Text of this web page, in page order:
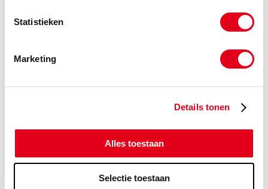
Statistieken
Marketing
Details tonen
Alles toestaan
Selectie toestaan
Vlotterkranen zijn ook belangrijk
voor het regelen van het waterniveau in
ook veel gebruikt in huishoudelijke toepassingen,
reservoirs of wasmachine-afvoerpompen.
Industriële toepassingen:Vlotterkranen zijn ook een
belangrijk onderdeel van industriële toepassingen,
waaronder het regelen van het waterniveau in